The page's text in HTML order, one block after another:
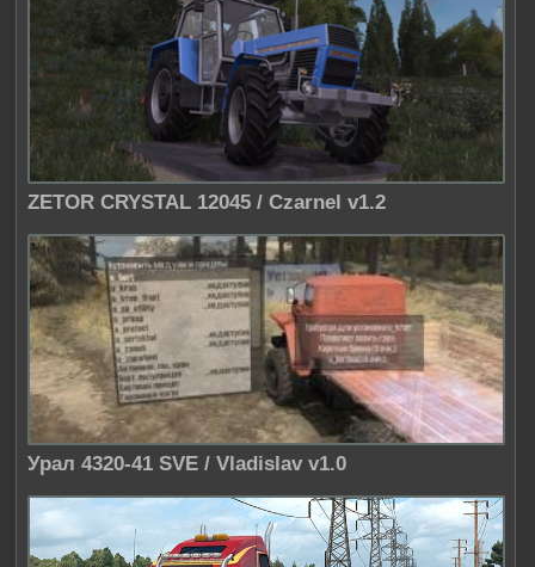
ZETOR CRYSTAL 12045 / Czarnel v1.2
Урал 4320-41 SVE / Vladislav v1.0